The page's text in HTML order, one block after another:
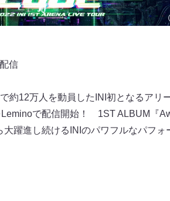
信
約12万人を動員したINI初となるアリ
で配信開始！ 1ST ALBUM『
躍進し続けるINIのパワフルなパフォ